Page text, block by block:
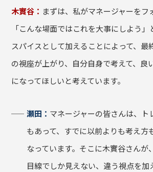
木實谷： まずは、私がマネージャーをフ
「こんな場面ではこれを大事にしよう
スパイスとして加えることによって、最
の視座が上がり、自分自身で考えて、良
になってほしいと考えています。
瀬田： マネージャーの皆さんは、ト
もあって、すでに以前よりも考え方
なっています。そこに木實谷さんが
目線でしか見えない、違う視点を加